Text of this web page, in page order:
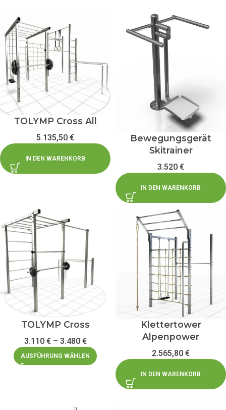
TOLYMP Cross All
5.135,50 €
IN DEN WARENKORB
Bewegungsgerät
Skitrainer
3.520 €
IN DEN WARENKORB
TOLYMP Cross
3.110 €– 3.480 €
AUSFÜHRUNG WÄHLEN
Klettertower
Alpenpower
2.565,80 €
IN DEN WARENKORB